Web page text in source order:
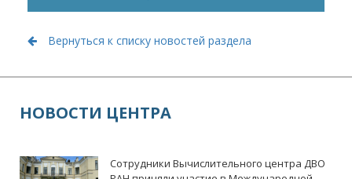
Вернуться к списку новостей раздела
НОВОСТИ ЦЕНТРА
Сотрудники Вычислительного центра ДВО